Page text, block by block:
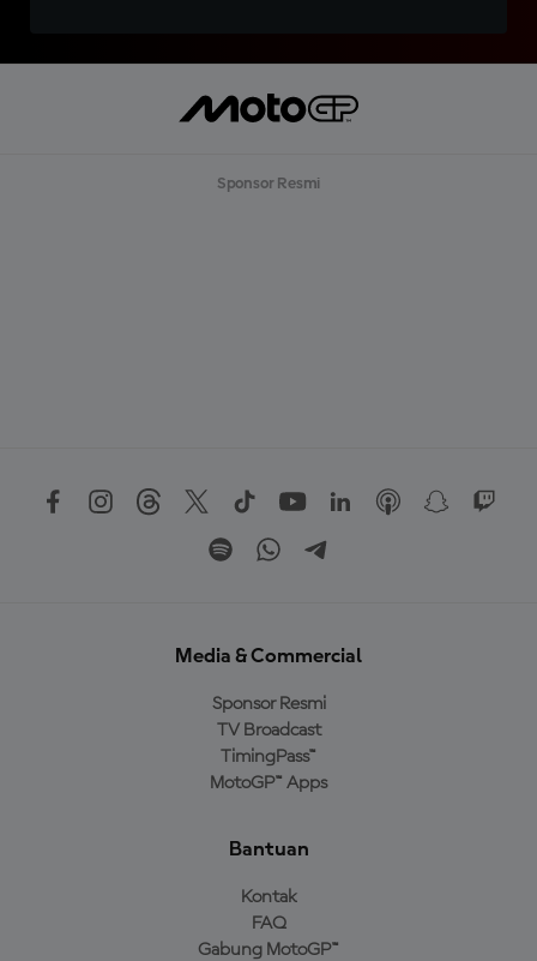
Sponsor Resmi
Media & Commercial
Sponsor Resmi
TV Broadcast
TimingPass™
MotoGP™ Apps
Bantuan
Kontak
FAQ
Gabung MotoGP™